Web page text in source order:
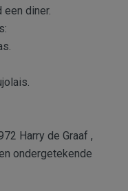
diner.
Harry de Graaf ,
ondergetekende